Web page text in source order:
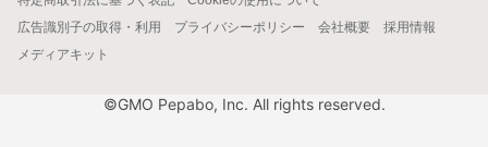
広告識別子の取得・利用
プライバシーポリシー 会社概要
採用情報
メディアキット
©GMO Pepabo, Inc. All rights reserved.